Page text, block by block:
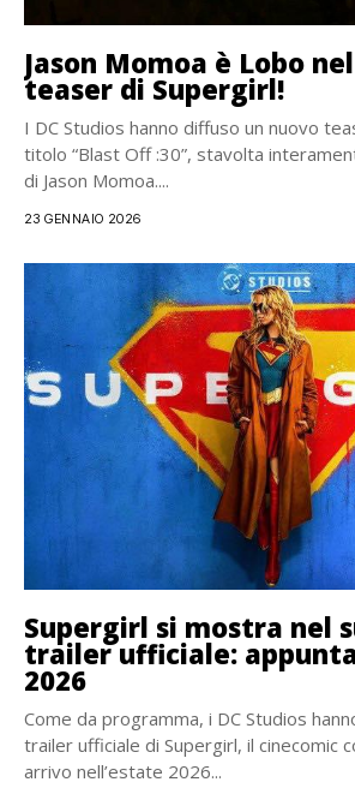
Jason Momoa è Lobo
teaser di Supergirl!
I DC Studios hanno diffuso un nuovo
titolo “Blast Off :30”, stavolta
di Jason Momoa....
23 GENNAIO 2026
Supergirl si mostra nel
trailer ufficiale:
2026
Come da programma, i DC Studios
trailer ufficiale di Supergirl, il cinecomic
arrivo nell’estate 2026...